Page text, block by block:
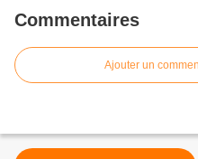
Commentaires
Ajouter un